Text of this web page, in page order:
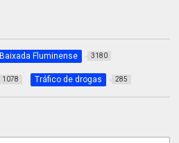
Baixada Fluminense 3180
1078 Tráfico de drogas 285